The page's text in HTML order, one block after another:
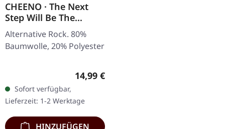
CHEENO · The Next
Step Will Be The
Hardest | ZIPPER
Alternative Rock. 80%
Baumwolle, 20% Polyester
Regulärer Preis:
14,99 €
Sofort verfügbar,
Lieferzeit: 1-2 Werktage
HINZUFÜGEN